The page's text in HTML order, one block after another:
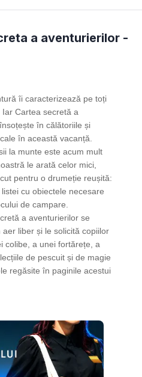
a aventurierilor -
îi caracterizează pe toți
Cartea secretă a
în călătoriile și
în această vacanță.
la munte este acum mult
le arată celor mici,
pentru o drumeție reușită:
cu obiectele necesare
de campare.
a aventurierilor se
liber și le solicită copiilor
colibe, a unei fortărețe, a
de pescuit și de magie
regăsite în paginile acestui